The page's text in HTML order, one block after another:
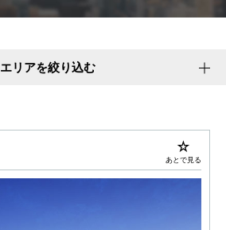
エリアを絞り込む
あとで見る